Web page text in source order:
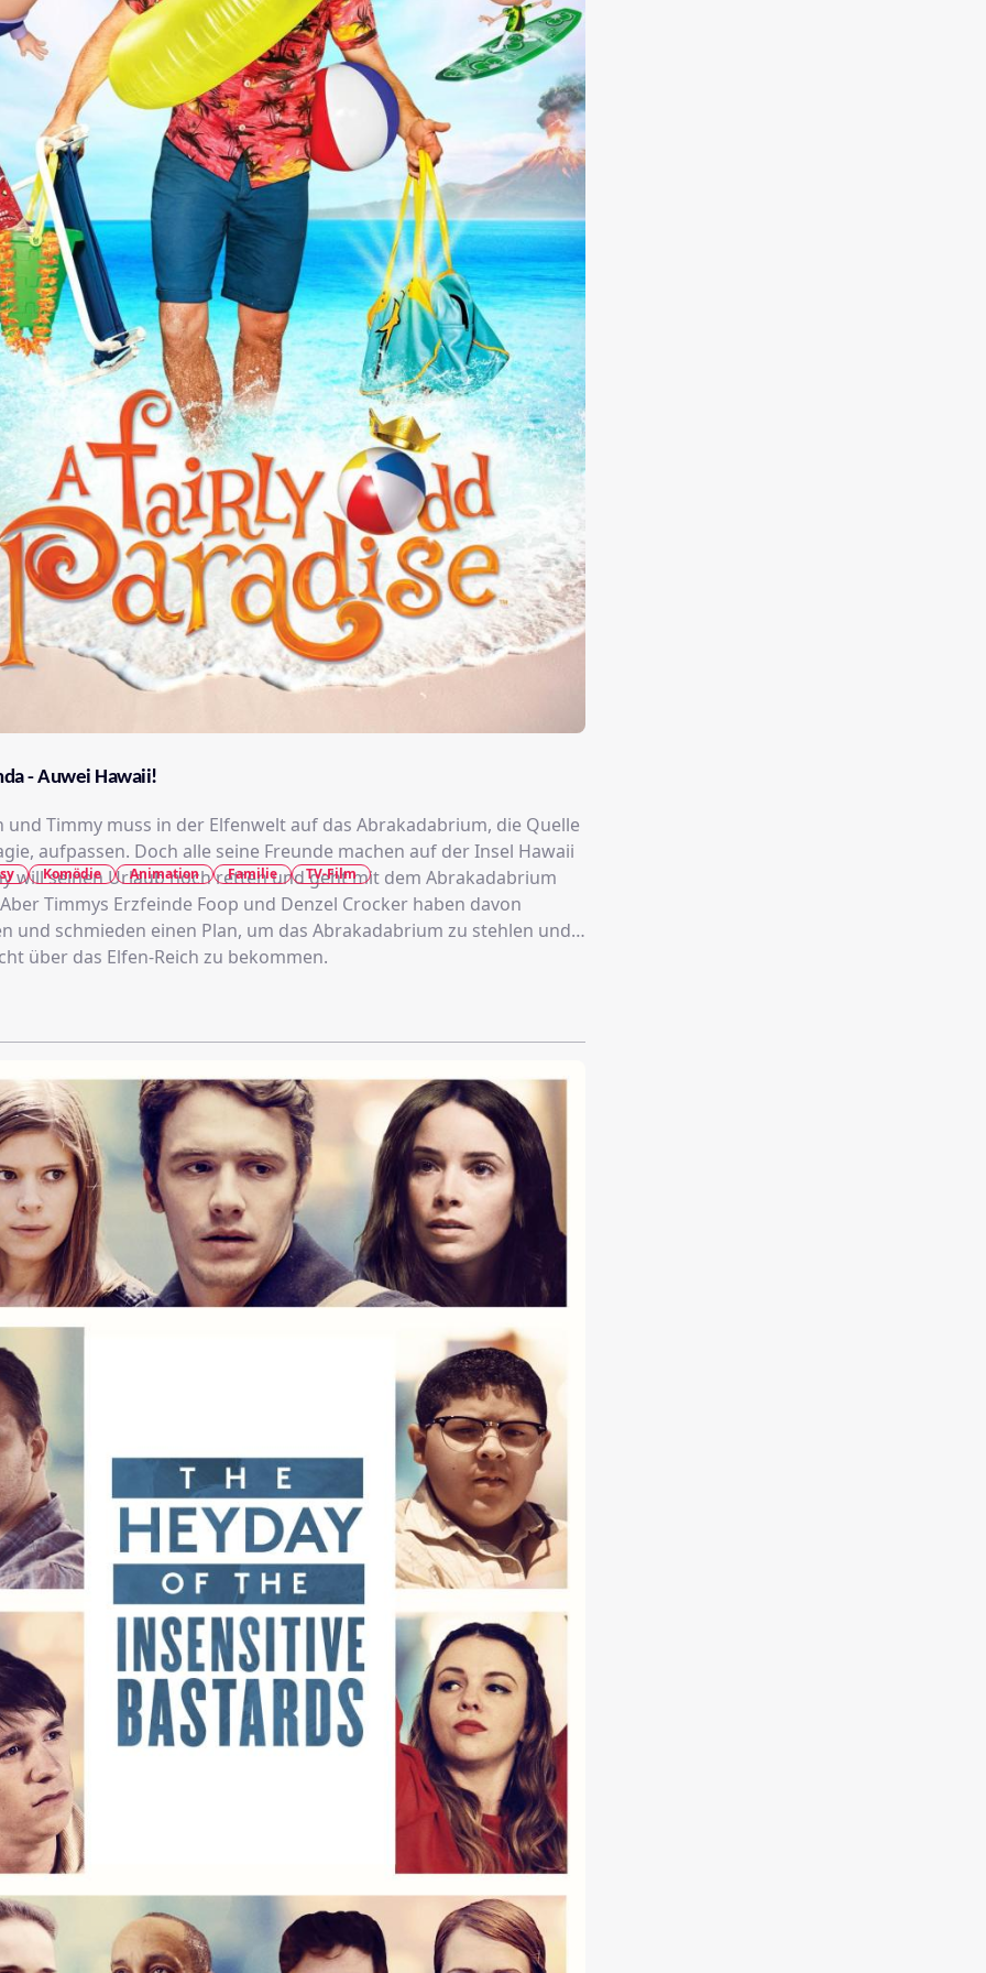
- Auwei Hawaii!
und Timmy muss in der Elfenwelt auf das Abrakadabrium, die Quelle
aufpassen. Doch alle seine Freunde machen auf der Insel Hawaii
will seinen Urlaub noch retten und geht mit dem Abrakadabrium
Timmys Erzfeinde Foop und Denzel Crocker haben davon
und schmieden einen Plan, um das Abrakadabrium zu stehlen und
über das Elfen-Reich zu bekommen.
Komödie Animation Familie TV-Film